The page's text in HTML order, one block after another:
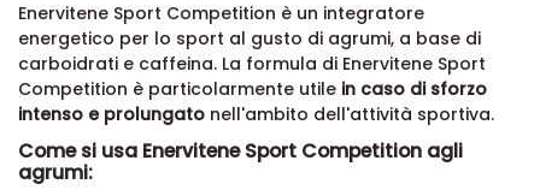
Enervitene Sport Competition è un integratore
energetico per lo sport al gusto di agrumi, a base di
carboidrati e caffeina. La formula di Enervitene Sport
Competition è particolarmente utile in caso di sforzo
intenso e prolungato nell'ambito dell'attività sportiva.
Come si usa Enervitene Sport Competition agli
agrumi: